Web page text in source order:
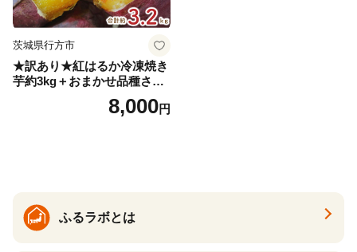
茨城県行方市
★訳あり★紅はるか冷凍焼き
芋約3kg＋おまかせ品種さつ
まいも 合計約3.2kg｜さつ
まいも サツマイモ さつま芋
8,000円
ふるラボとは